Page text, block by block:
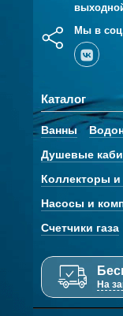
Мы в
Каталог
Ванны
Душевые
Коллекторы и
Насосы и
Счетчики газа
На